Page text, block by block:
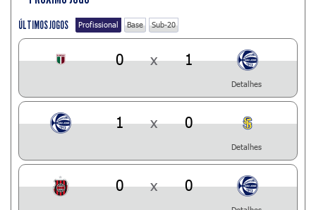
ÚLTIMOS JOGOS Profissional Base Sub-20
0 x 1
Detalhes
1 x 0
Detalhes
0 x 0